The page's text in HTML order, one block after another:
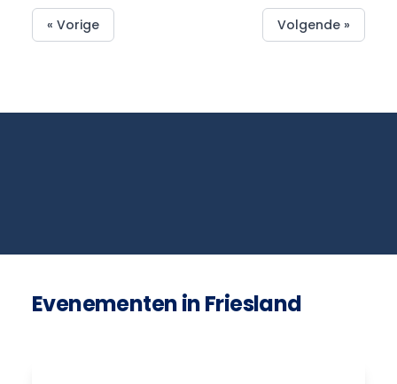
« Vorige Volgende »
Evenementen in Friesland